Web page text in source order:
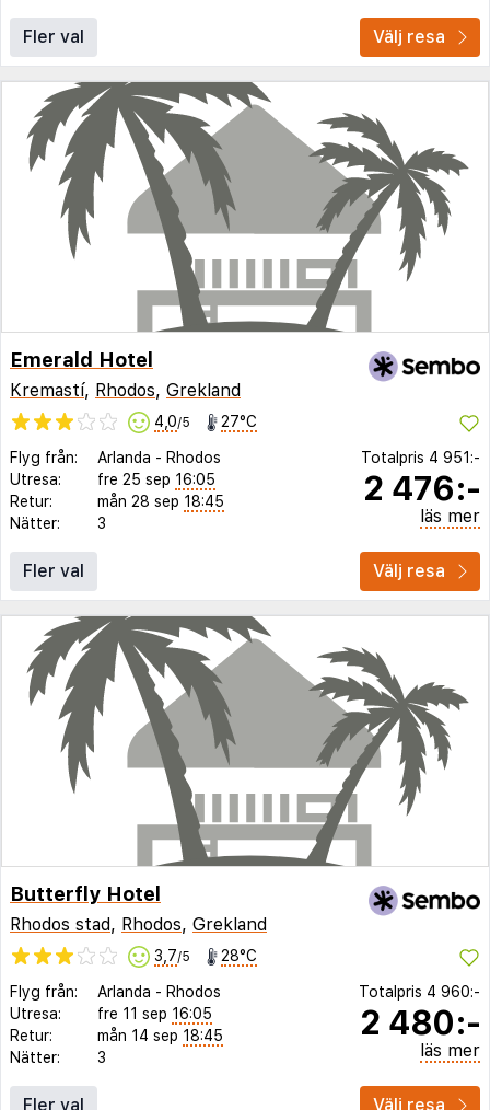
Fler val Välj resa
Emerald Hotel
Kremastí, Rhodos, Grekland
4,0/5 27°C
Flyg från: Arlanda - Rhodos
Utresa:
fre 25 sep 16:05
Retur:
mån 28 sep 18:45
Nätter:
3
Totalpris 4 951:-
2 476:-
läs mer
Fler val Välj resa
Butterfly Hotel
Rhodos stad, Rhodos, Grekland
3,7/5 28°C
Flyg från: Arlanda - Rhodos
Utresa:
fre 11 sep 16:05
Retur:
mån 14 sep 18:45
Nätter:
3
Totalpris 4 960:-
2 480:-
läs mer
Fler val Välj resa